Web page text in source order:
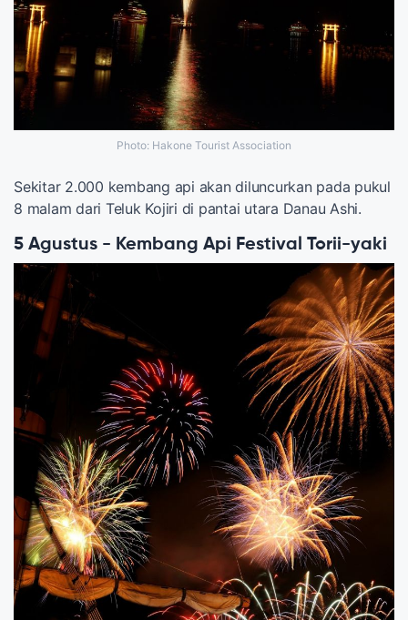
Photo: Hakone Tourist Association
Sekitar 2.000 kembang api akan diluncurkan pada pukul
8 malam dari Teluk Kojiri di pantai utara Danau Ashi.
5 Agustus - Kembang Api Festival Torii-yaki